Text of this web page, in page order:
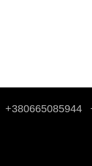
+380665085944